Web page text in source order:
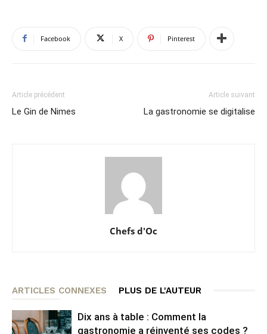
Facebook X Pinterest
Article précédent
Le Gin de Nimes
Article suivant
La gastronomie se digitalise
Chefs d'Oc
ARTICLES CONNEXES PLUS DE L'AUTEUR
Dix ans à table : Comment la
gastronomie a réinventé ses codes ?